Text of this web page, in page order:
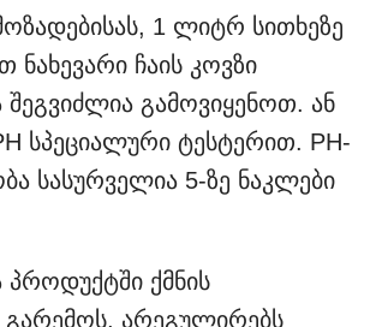
1 ლიტრ სითხეზე
ნახევარი ჩაის კოვზი
შეგვიძლია გამოვიყენოთ. ან
სპეციალური ტესტერით. PH-
სასურველია 5-ზე ნაკლები
პროდუქტში ქმნის
გარემოს, არეგულირებს